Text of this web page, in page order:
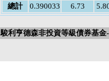
總計
0.390033 6.73
駿利亨德森非投資等級債券基金